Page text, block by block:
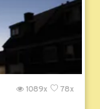
78x
1089x